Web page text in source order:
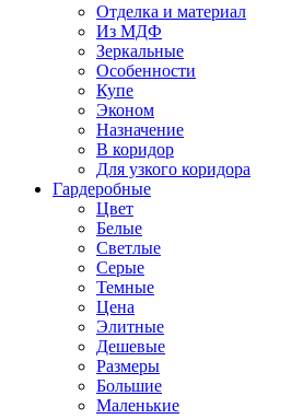
Отделка и материал
Из МДФ
Зеркальные
Особенности
Купе
Эконом
Назначение
В коридор
Для узкого коридора
Гардеробные
Цвет
Белые
Светлые
Серые
Темные
Цена
Элитные
Дешевые
Размеры
Большие
Маленькие